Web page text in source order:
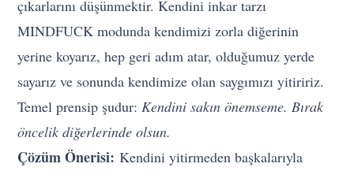
çıkarlarını düşünmektir. Kendini inkar tarzı
MINDFUCK modunda kendimizi zorla diğerinin
yerine koyarız, hep geri adım atar, olduğumuz yerde
sayarız ve sonunda kendimize olan saygımızı yitiririz.
Temel prensip şudur:Kendini sakın önemseme. Bırak
öncelik diğerlerinde olsun.
Çözüm Önerisi: Kendini yitirmeden başkalarıyla